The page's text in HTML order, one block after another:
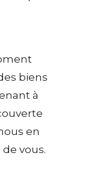
biens
à
en
vous.